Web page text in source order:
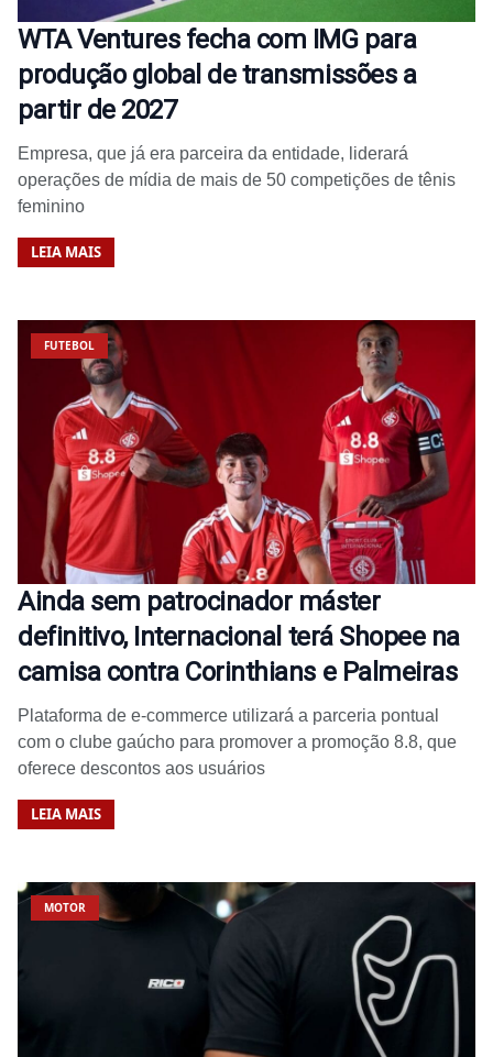
WTA Ventures fecha com IMG para
produção global de transmissões a
partir de 2027
Empresa, que já era parceira da entidade, liderará
operações de mídia de mais de 50 competições de tênis
feminino
LEIA MAIS
FUTEBOL
Ainda sem patrocinador máster
definitivo, Internacional terá Shopee na
camisa contra Corinthians e Palmeiras
Plataforma de e-commerce utilizará a parceria pontual
com o clube gaúcho para promover a promoção 8.8, que
oferece descontos aos usuários
LEIA MAIS
MOTOR